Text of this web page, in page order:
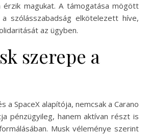
érzik magukat. A támogatása mögött
szólásszabadság elkötelezett híve,
az ügyben.
szerepe a
a SpaceX alapítója, nemcsak a Carano
pénzügyileg, hanem aktívan részt is
Musk véleménye szerint